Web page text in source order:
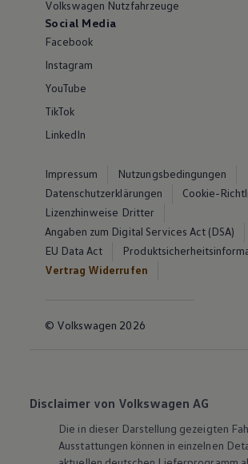
Volkswagen Nutzfahrzeuge
Social Media
Facebook
Instagram
YouTube
TikTok
LinkedIn
Impressum
Nutzungsbedingungen
Datenschutzerklärungen
Cookie-
Lizenzhinweise Dritter
Angaben zum Digital Services Act (DSA)
EU Data Act
Vertrag Widerrufen
© Volkswagen 2026
Disclaimer von Volkswagen AG
Die in dieser Darstellung gezeigten
Ausstattungen können in einzelnen